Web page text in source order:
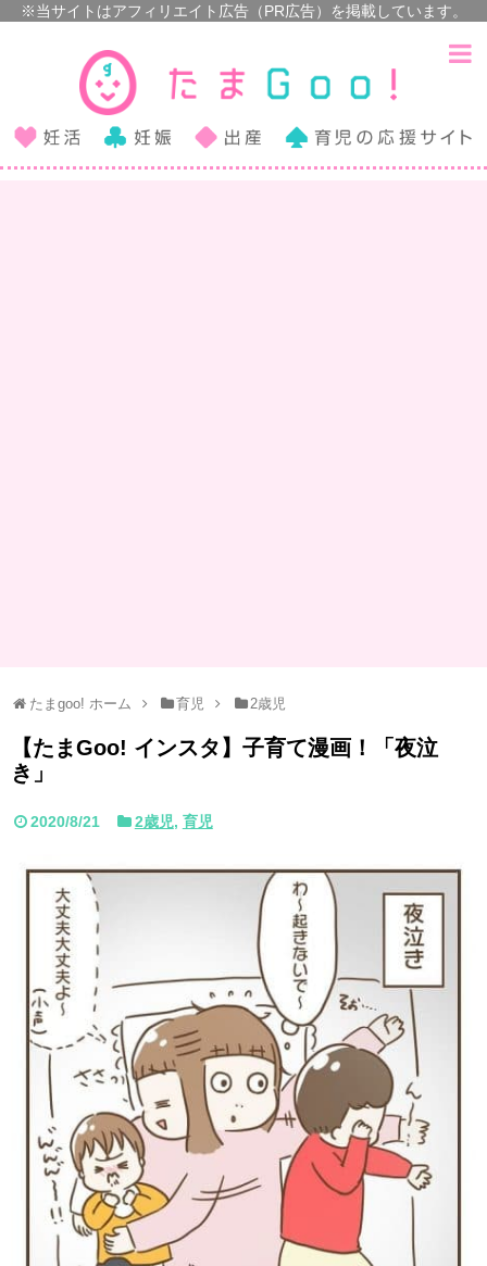
たまgoo! ホーム 育児 2歳児
【たまGoo! インスタ】子育て漫画！「夜泣
き」
2020/8/21 2歳児, 育児